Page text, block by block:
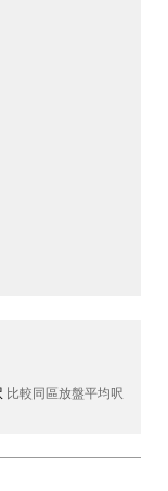
比較同區放盤平均呎